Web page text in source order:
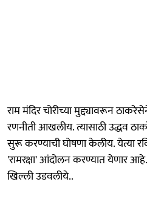
राम मंदिर चोरीच्या मुद्द्यावरून
रणनीती आखलीय. त्यासाठी उद्धव
सुरू करण्याची घोषणा केलीय. येत्या
'रामरक्षा' आंदोलन करण्यात येणार
खिल्ली उडवलीये..